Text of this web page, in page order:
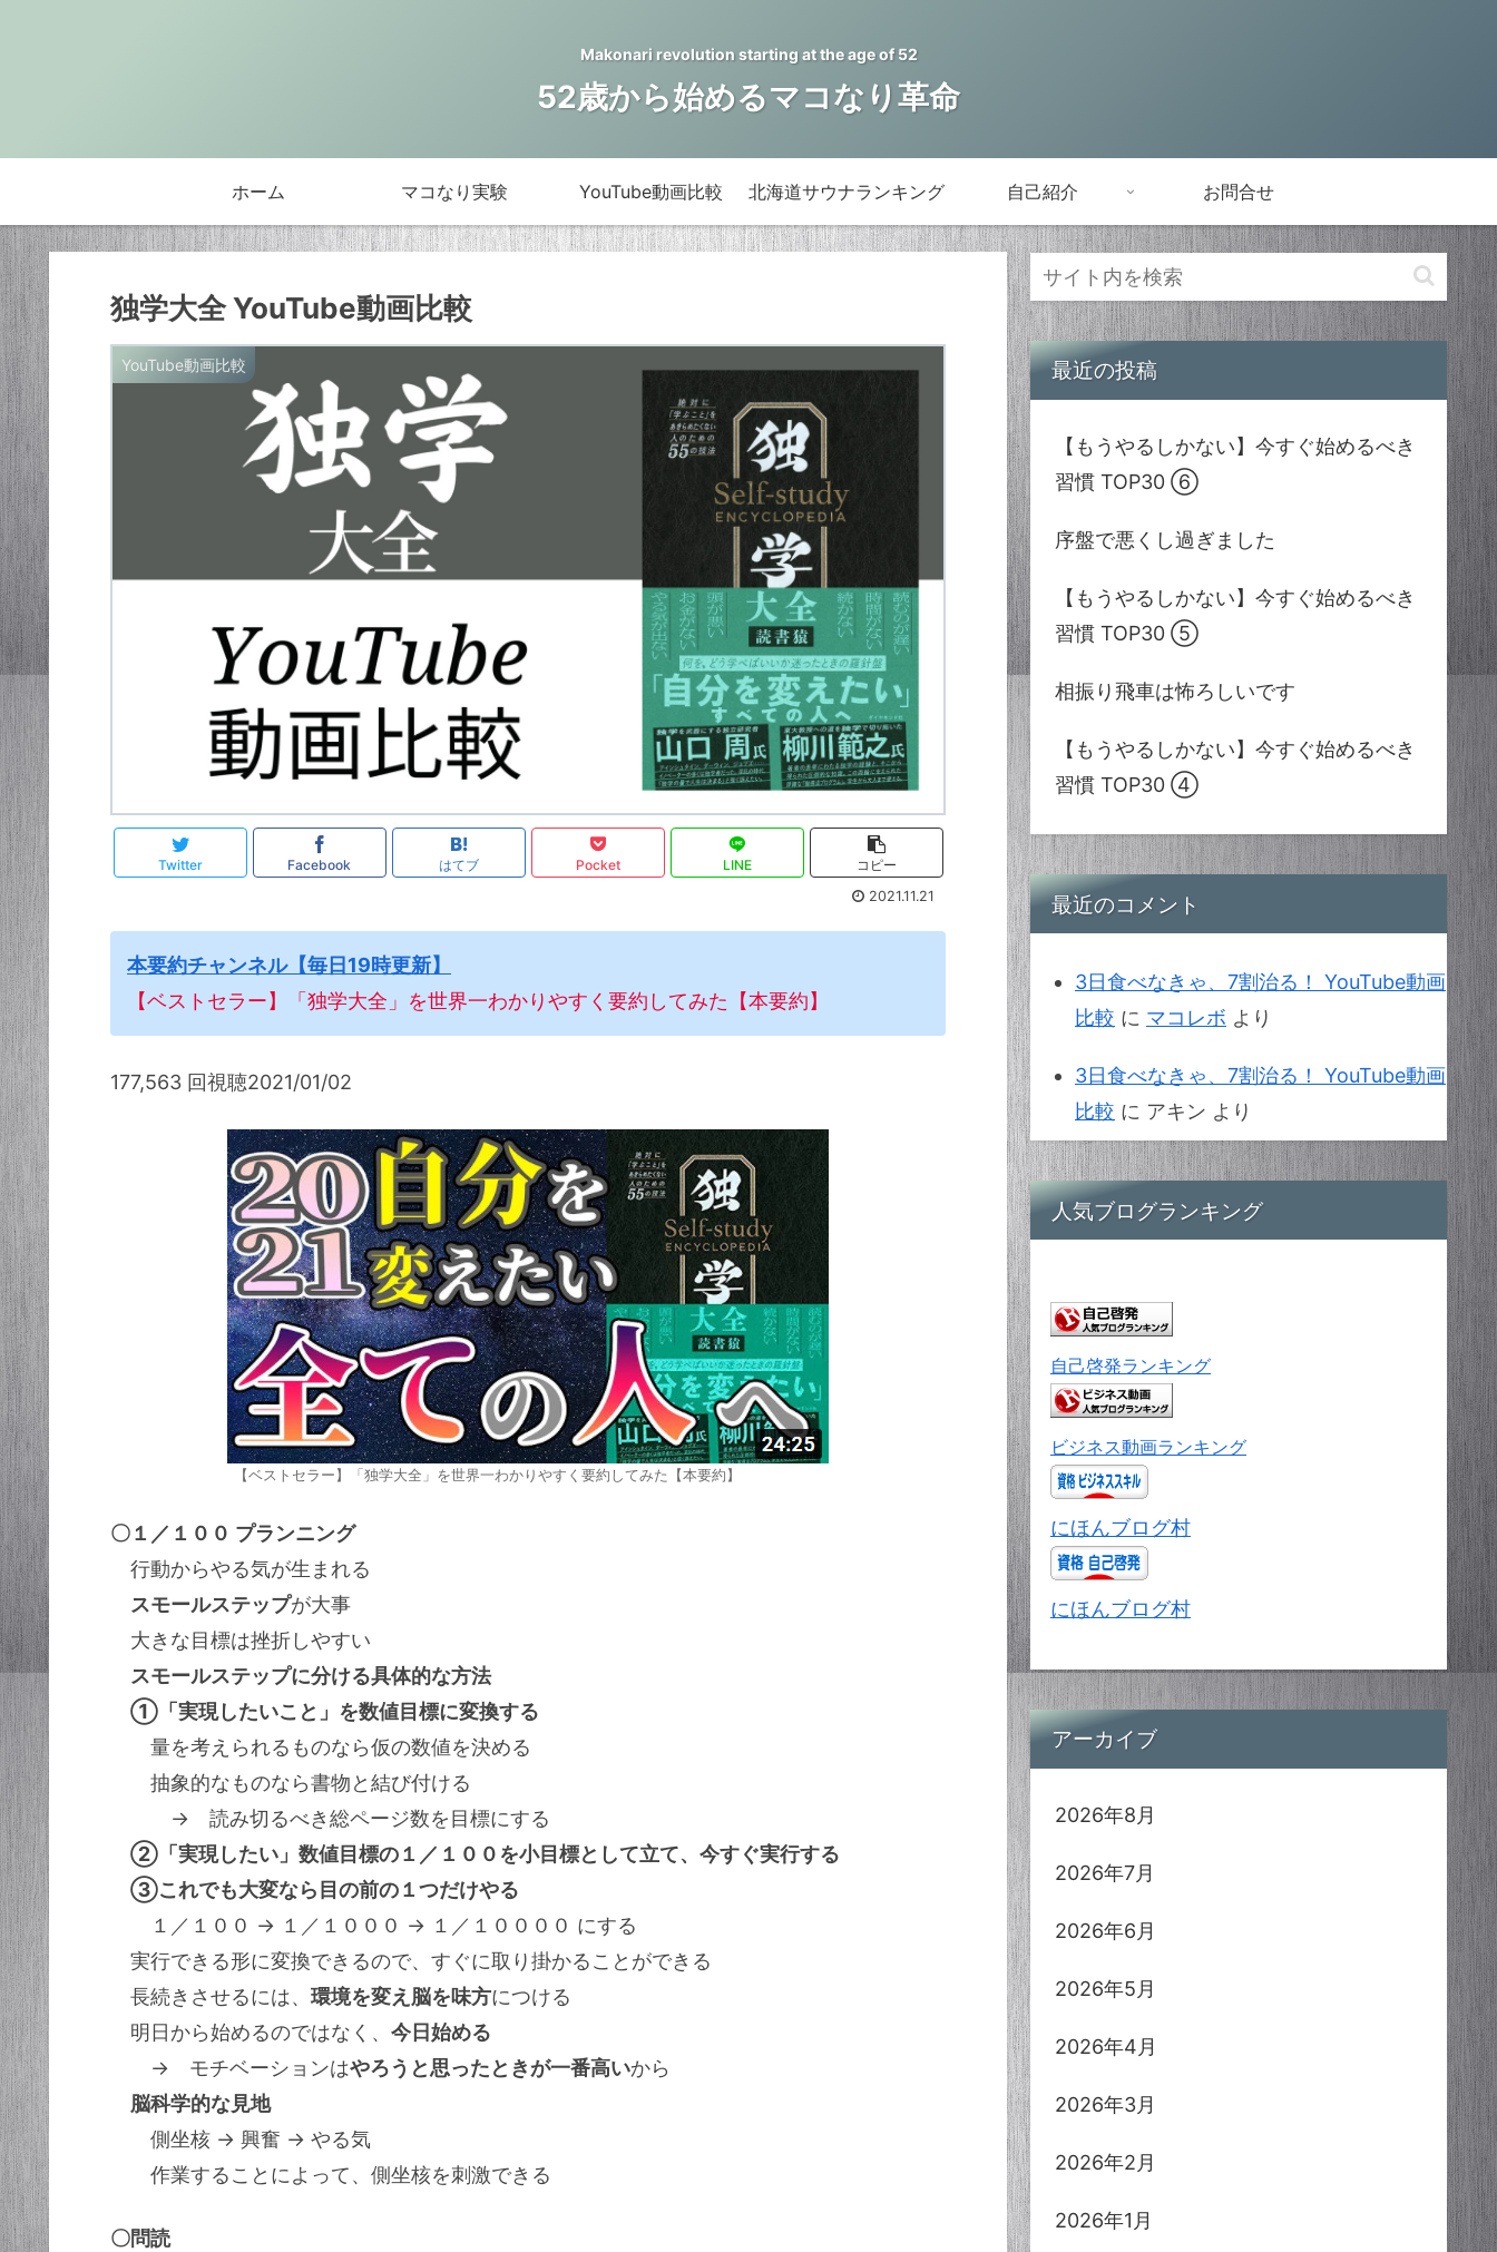
Makonari revolution starting at the age of 52
52歳から始めるマコなり革命
ホーム マコなり実験 YouTube動画比較 北海道サウナランキング 自己紹介 お問合せ
独学大全 YouTube動画比較
YouTube動画比較
Twitter Facebook はてブ Pocket LINE
コピー
2021.11.21
本要約チャンネル【毎日19時更新】
【ベストセラー】「独学大全」を世界一わかりやすく要約してみた【本要約】
177,563 回視聴2021/01/02
【ベストセラー】「独学大全」を世界一わかりやすく要約してみた【本要約】
〇１／１００ プランニング
行動からやる気が生まれる
スモールステップが大事
大きな目標は挫折しやすい
スモールステップに分ける具体的な方法
①「実現したいこと」を数値目標に変換する
量を考えられるものなら仮の数値を決める
抽象的なものなら書物と結び付ける
→ 読み切るべき総ページ数を目標にする
②「実現したい」数値目標の１／１００を小目標として立て、今すぐ実行する
③これでも大変なら目の前の１つだけやる
１／１００ → １／１０００ → １／１００００ にする
実行できる形に変換できるので、すぐに取り掛かることができる
長続きさせるには、 環境を変え脳を味方につける
明日から始めるのではなく、 今日始める
→ モチベーションはやろうと思ったときが一番高いから
脳科学的な見地
側坐核 → 興奮 → やる気
作業することによって、側坐核を刺激できる
〇問読
最近の投稿
【もうやるしかない】今すぐ始めるべき
習慣 TOP30 ⑥
序盤で悪くし過ぎました
【もうやるしかない】今すぐ始めるべき
習慣 TOP30 ⑤
相振り飛車は怖ろしいです
【もうやるしかない】今すぐ始めるべき
習慣 TOP30 ④
最近のコメント
3日食べなきゃ、7割治る！ YouTube動画
比較 に マコレボ より
3日食べなきゃ、7割治る！ YouTube動画
比較 に アキン より
人気ブログランキング
自己啓発ランキング
ビジネス動画ランキング
にほんブログ村
にほんブログ村
アーカイブ
2026年8月
2026年7月
2026年6月
2026年5月
2026年4月
2026年3月
2026年2月
2026年1月